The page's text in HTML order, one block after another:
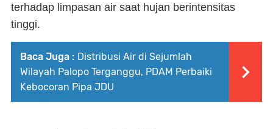
terhadap limpasan air saat hujan berintensitas
tinggi.
Baca Juga : Distribusi Air di Sejumlah
Wilayah Palopo Terganggu, PDAM Perbaiki
Kebocoran Pipa JDU